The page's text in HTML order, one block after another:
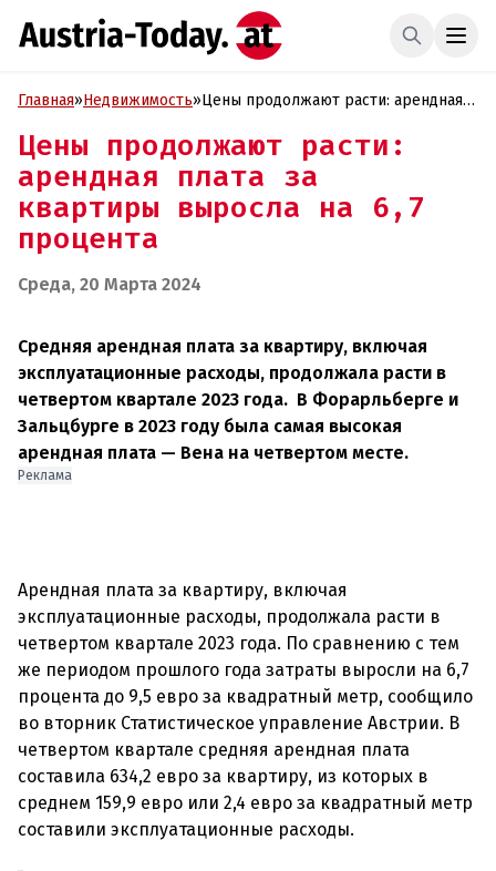
Главная»Недвижимость»Цены продолжают расти: арендная
процента
Цены продолжают расти:
арендная плата за
квартиры выросла на 6,7
процента
Среда, 20 Марта 2024
Средняя арендная плата за квартиру, включая
эксплуатационные расходы, продолжала расти в
четвертом квартале 2023 года. В Форарльберге и
Зальцбурге в 2023 году была самая высокая
арендная плата — Вена на четвертом месте.
Реклама
Арендная плата за квартиру, включая
эксплуатационные расходы, продолжала расти в
четвертом квартале 2023 года. По сравнению с тем
же периодом прошлого года затраты выросли на 6,7
процента до 9,5 евро за квадратный метр, сообщило
во вторник Статистическое управление Австрии. В
четвертом квартале средняя арендная плата
составила 634,2 евро за квартиру, из которых в
среднем 159,9 евро или 2,4 евро за квадратный метр